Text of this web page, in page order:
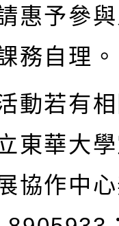
惠予參
務自理。
動若有
東華大
協作中